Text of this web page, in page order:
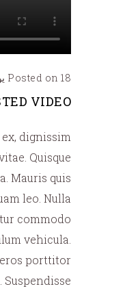
Posted on 18 يونيو 2015
VIDEO
dignissim
Quisque
Mauris quis
leo. Nulla
commodo
vehicula.
porttitor